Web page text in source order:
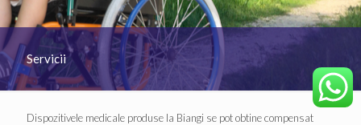
Servicii
Dispozitivele medicale produse la Biangi se pot obtine compensat